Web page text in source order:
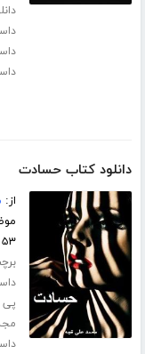
دانلود کتاب حسادت
از:
۵۳ صفحه